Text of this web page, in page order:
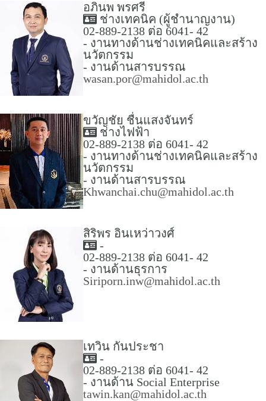
อภินพ พรศรี
ช่างเทคนิค (ผู้ชำนาญงาน)
02-889-2138 ต่อ 6041- 42
- งานทางด้านช่างเทคนิคและสร้าง
นวัตกรรม
- งานด้านสารบรรณ
wasan.por@mahidol.ac.th
ขวัญชัย ชื่นแสงจันทร์
ช่างไฟฟ้า
02-889-2138 ต่อ 6041- 42
- งานทางด้านช่างเทคนิคและสร้าง
นวัตกรรม
- งานด้านสารบรรณ
Khwanchai.chu@mahidol.ac.th
สิริพร อินเหว่าวงศ์
-
02-889-2138 ต่อ 6041- 42
- งานด้านธุรการ
Siriporn.inw@mahidol.ac.th
เทวิน กันประชา
-
02-889-2138 ต่อ 6041- 42
- งานด้าน Social Enterprise
tawin.kan@mahidol.ac.th